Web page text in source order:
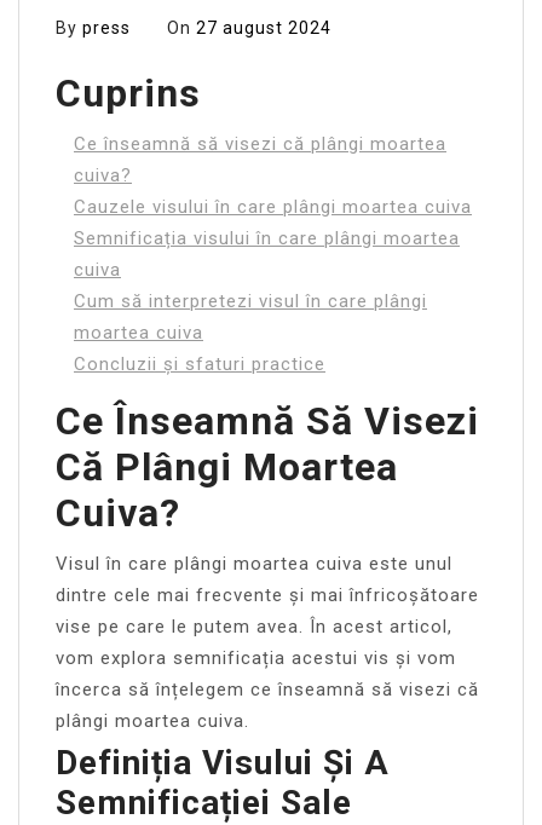
By press On 27 august 2024
Cuprins
Ce înseamnă să visezi că plângi moartea
cuiva?
Cauzele visului în care plângi moartea cuiva
Semnificația visului în care plângi moartea
cuiva
Cum să interpretezi visul în care plângi
moartea cuiva
Concluzii și sfaturi practice
Ce Înseamnă Să Visezi
Că Plângi Moartea
Cuiva?
Visul în care plângi moartea cuiva este unul
dintre cele mai frecvente și mai înfricoșătoare
vise pe care le putem avea. În acest articol,
vom explora semnificația acestui vis și vom
încerca să înțelegem ce înseamnă să visezi că
plângi moartea cuiva.
Definiția Visului Și A
Semnificației Sale